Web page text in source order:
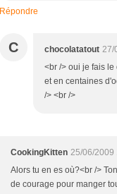
Répondre
C chocolatatout 27/
<br /> oui je fais
et en centaines
/> <br />
CookingKitten 25/06/2009
Alors tu en es où?<br />
de courage pour manger